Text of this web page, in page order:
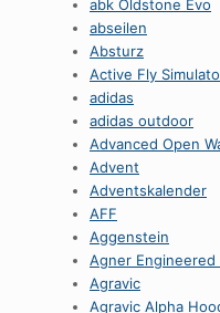
abk Oldstone Evo
abseilen
Absturz
Active Fly
adidas
adidas outdoor
Advanced Open
Advent
Adventskalender
AFF
Aggenstein
Agner Engineered
Agravic
Agravic Alpha